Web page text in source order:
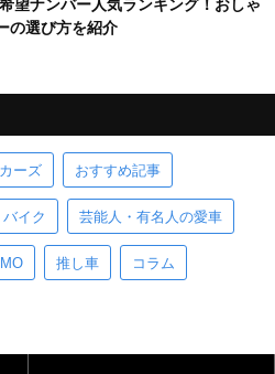
希望ナンバー人気ランキング！おしゃ
の選び方を紹介
ーズ おすすめ記事
バイク 芸能人・有名人の愛車
推し車 コラム